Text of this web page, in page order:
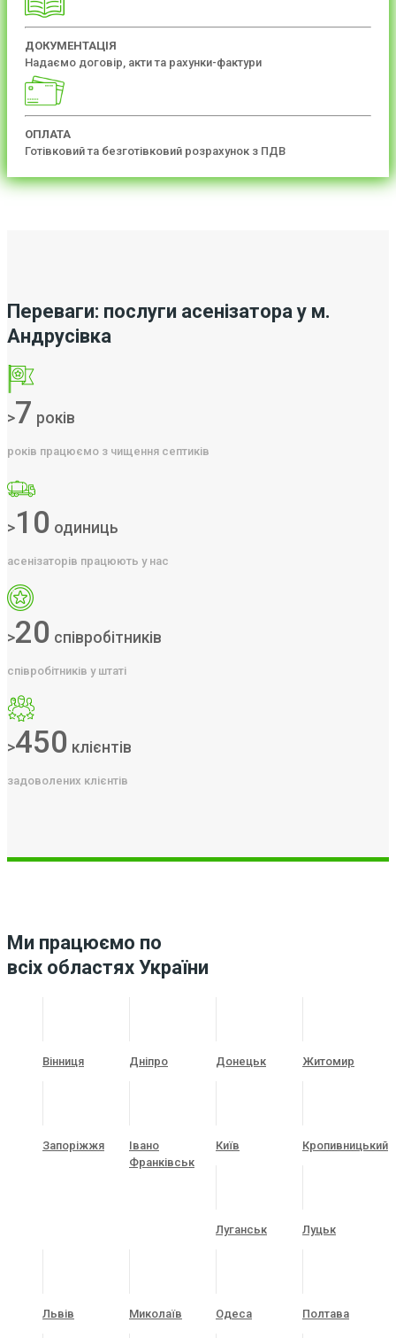
ДОКУМЕНТАЦІЯ
Надаємо договір, акти та рахунки-фактури
ОПЛАТА
Готівковий та безготівковий розрахунок з ПДВ
Переваги: послуги асенізатора у м.
Андрусівка
>7 років
років працюємо з чищення септиків
>10 одиниць
асенізаторів працюють у нас
>20 співробітників
співробітників у штаті
>450 клієнтів
задоволених клієнтів
Ми працюємо по
всіх областях України
Вінниця Дніпро Донецьк Житомир
Запоріжжя
Івано
Франківськ
Київ Кропивницький
Луганськ Луцьк
Львів Миколаїв Одеса Полтава